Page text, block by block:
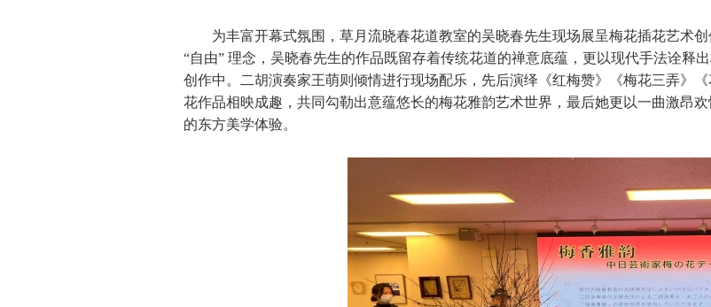
为丰富开幕式氛围，草月流晓春花道教室的吴晓春先生现场展呈梅花插花艺术
“自由” 理念，吴晓春先生的作品既留存着传统花道的禅意底蕴，更以现代手法诠释
创作中。二胡演奏家王萌则倾情进行现场配乐，先后演绎《红梅赞》《梅花三弄》
花作品相映成趣，共同勾勒出意蕴悠长的梅花雅韵艺术世界，最后她更以一曲激昂
的东方美学体验。